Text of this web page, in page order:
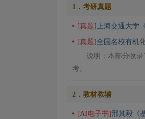
1．考研真题
[真题] 上海交通大学
[真题]全国名校有机
说明：本部分收
考。
2．教材教辅
[AI电子书]邢其毅《